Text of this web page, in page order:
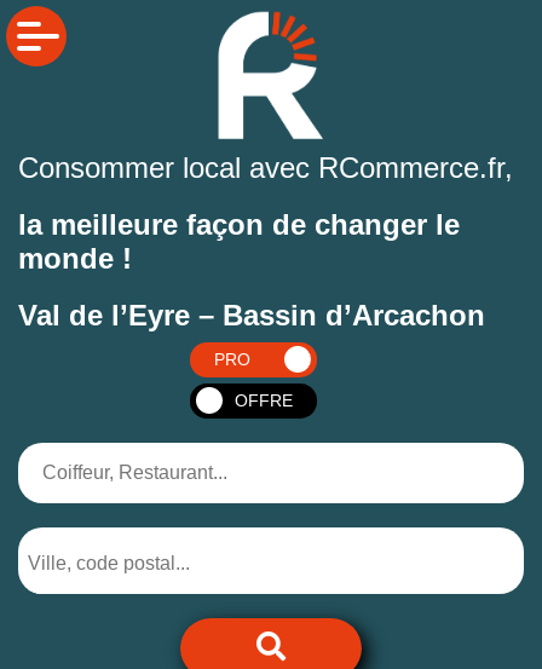
Consommer local avec RCommerce.fr,
la meilleure façon de changer le
monde !
Val de l’Eyre – Bassin d’Arcachon
PRO
OFFRE